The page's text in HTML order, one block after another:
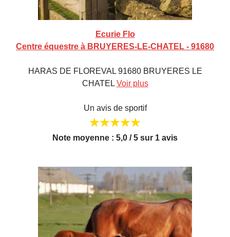
Ecurie Flo
Centre équestre à BRUYERES-LE-CHATEL - 91680
HARAS DE FLOREVAL 91680 BRUYERES LE
CHATEL Voir plus
Un avis de sportif
Note moyenne : 5,0 / 5 sur 1 avis